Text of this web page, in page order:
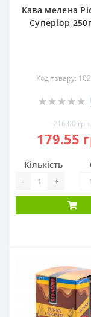
Кава мелена
Суперіор
Код товару:
216.00 грн.
179.55
Кількість
- +